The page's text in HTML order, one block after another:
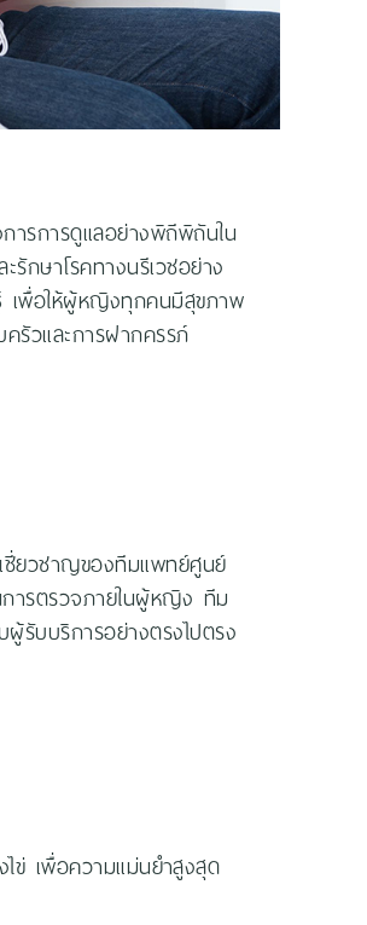
ารการดูแลอย่างพิถีพิถันใน
กษาโรคทางนรีเวชอย่าง
เพื่อให้ผู้หญิงทุกคนมีสุขภาพ
รัวและการฝากครรภ์
ชี่ยวชาญของทีมแพทย์ศูนย์
การตรวจภายในผู้หญิง ทีม
รับบริการอย่างตรงไปตรง
ข่ เพื่อความแม่นยำสูงสุด